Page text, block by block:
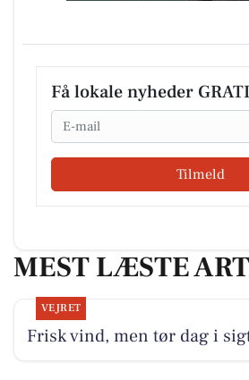
Få lokale nyheder
Email
Tilmeld
MEST LÆSTE
VEJRET
Frisk vind, men tør dag i